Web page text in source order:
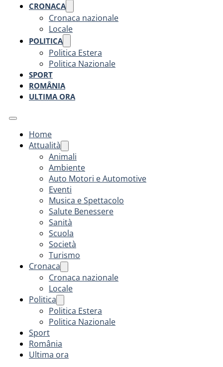
CRONACA
Cronaca nazionale
Locale
POLITICA
Politica Estera
Politica Nazionale
SPORT
ROMÂNIA
ULTIMA ORA
Home
Attualità
Animali
Ambiente
Auto Motori e Automotive
Eventi
Musica e Spettacolo
Salute Benessere
Sanità
Scuola
Società
Turismo
Cronaca
Cronaca nazionale
Locale
Politica
Politica Estera
Politica Nazionale
Sport
România
Ultima ora